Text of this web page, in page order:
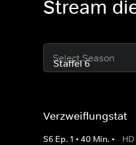
Stream
Select Season
Verzweiflungstat
S6 Ep. 1 • 40 Min. • HD